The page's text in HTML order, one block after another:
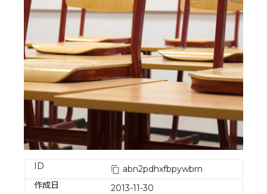
ID
abn2pdhxfbpywbrn
作成日
2013-11-30